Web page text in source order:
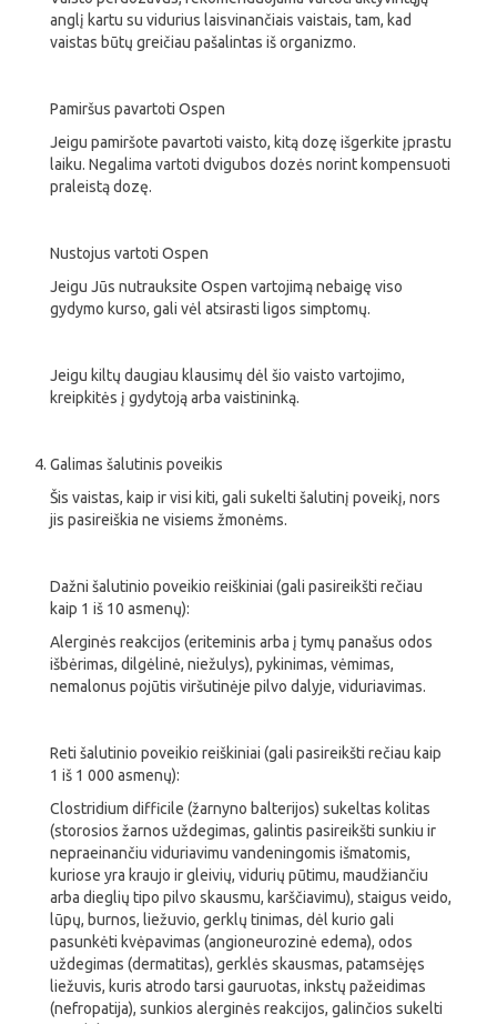
anglį kartu su vidurius laisvinančiais vaistais, tam, kad
vaistas būtų greičiau pašalintas iš organizmo.
Pamiršus pavartoti Ospen
Jeigu pamiršote pavartoti vaisto, kitą dozę išgerkite įprastu
laiku. Negalima vartoti dvigubos dozės norint kompensuoti
praleistą dozę.
Nustojus vartoti Ospen
Jeigu Jūs nutrauksite Ospen vartojimą nebaigę viso
gydymo kurso, gali vėl atsirasti ligos simptomų.
Jeigu kiltų daugiau klausimų dėl šio vaisto vartojimo,
kreipkitės į gydytoją arba vaistininką.
Galimas šalutinis poveikis
Šis vaistas, kaip ir visi kiti, gali sukelti šalutinį poveikį, nors
jis pasireiškia ne visiems žmonėms.
Dažni šalutinio poveikio reiškiniai (gali pasireikšti rečiau
kaip 1 iš 10 asmenų):
Alerginės reakcijos (eriteminis arba į tymų panašus odos
išbėrimas, dilgėlinė, niežulys), pykinimas, vėmimas,
nemalonus pojūtis viršutinėje pilvo dalyje, viduriavimas.
Reti šalutinio poveikio reiškiniai (gali pasireikšti rečiau kaip
1 iš 1 000 asmenų):
Clostridium difficile (žarnyno balterijos) sukeltas kolitas
(storosios žarnos uždegimas, galintis pasireikšti sunkiu ir
nepraeinančiu viduriavimu vandeningomis išmatomis,
kuriose yra kraujo ir gleivių, vidurių pūtimu, maudžiančiu
arba dieglių tipo pilvo skausmu, karščiavimu), staigus veido,
lūpų, burnos, liežuvio, gerklų tinimas, dėl kurio gali
pasunkėti kvėpavimas (angioneurozinė edema), odos
uždegimas (dermatitas), gerklės skausmas, patamsėjęs
liežuvis, kuris atrodo tarsi gauruotas, inkstų pažeidimas
(nefropatija), sunkios alerginės reakcijos, galinčios sukelti